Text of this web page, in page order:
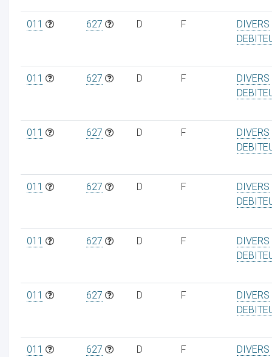
011 627 D F
DIVERS
011 627 D F
DIVERS
011 627 D F
DIVERS
011 627 D F
DIVERS
011 627 D F
DIVERS
011 627 D F
DIVERS
011 627 D F
DIVERS